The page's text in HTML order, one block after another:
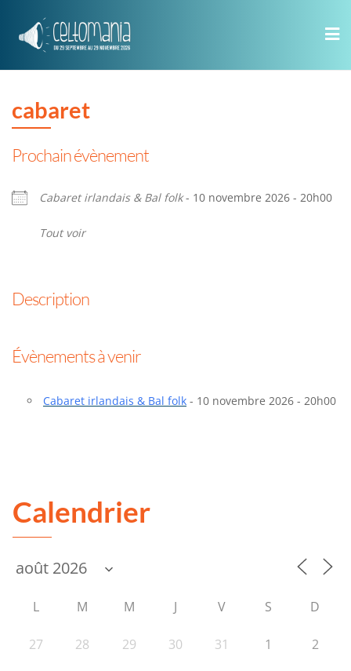
content
cabaret
Prochain évènement
Cabaret irlandais & Bal folk- 10 novembre 2026 - 20h00
Tout voir
Description
Évènements à venir
Cabaret irlandais & Bal folk - 10 novembre 2026 - 20h00
Calendrier
L M M J V S D
27 28 29 30 31 1 2